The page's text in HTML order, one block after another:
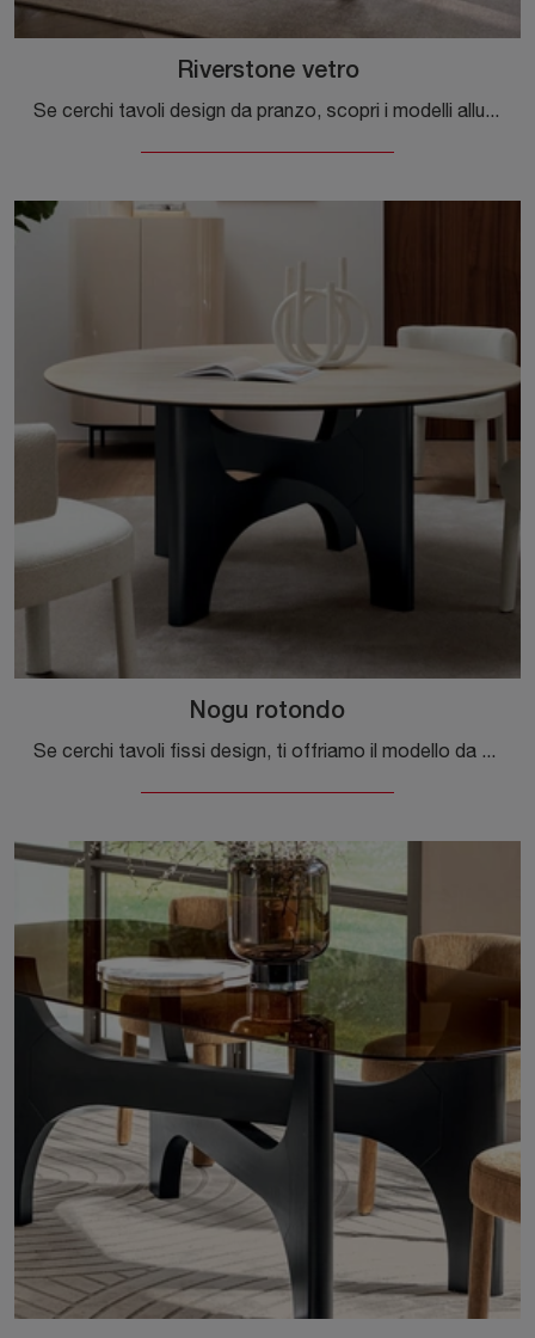
Riverstone vetro
Se cerchi tavoli design da pranzo, scopri i modelli allungabili di Calligaris: clicca e scopri il modello Riverstone vetro in vetro.
Nogu rotondo
Se cerchi tavoli fissi design, ti offriamo il modello da pranzo in ceramica Nogu rotondo del marchio Calligaris.